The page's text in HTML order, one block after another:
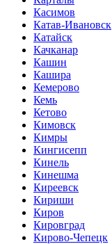
Касимов
Катав-Ивановск
Катайск
Качканар
Кашин
Кашира
Кемерово
Кемь
Кетово
Кимовск
Кимры
Кингисепп
Кинель
Кинешма
Киреевск
Кириши
Киров
Кировград
Кирово-Чепецк